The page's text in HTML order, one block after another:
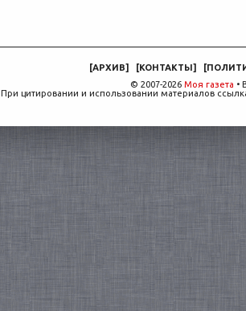
[АРХИВ] [КОНТАКТЫ] [
© 2007-2026 Моя газета •
При цитировании и использовании материалов